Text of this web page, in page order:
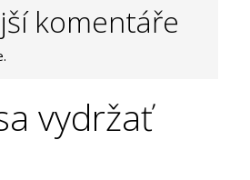
komentáře
vydržať